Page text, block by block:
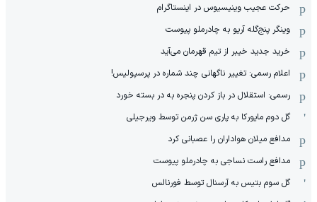
حرکت عجیب وینیسیوس در اینستاگرام
وینگر پنج‌گله آریو به چادرملو پیوست
خرید جدید خیبر از تیم قهرمان می‌آید
اعلام رسمی: تغییر ناگهانی چند شماره در پرسپولیس!
رسمی: استقلال در باز کردن پنجره به در بسته خورد
گل دوم مایورکا به پاری سن ژرمن توسط ویرجیلی
مدافع میلان هواداران را عصبانی کرد
مدافع راست نساجی به چادرملو پیوست
گل سوم بتیس به آرسنال توسط فورنالس